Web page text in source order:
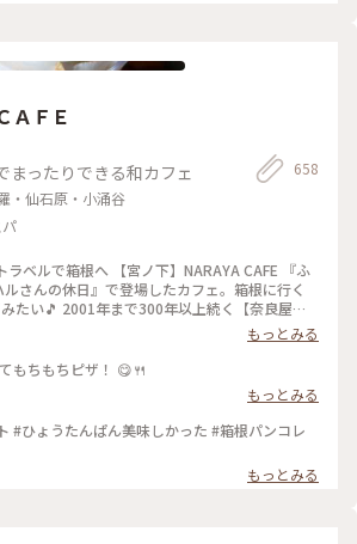
ＡＦＥ
まったりできる和カフェ
・仙石原・小涌谷
658
以上続く【奈良屋旅
です。 明治時代には、外人さんの宿が【富士屋
の宿は【奈良屋旅館】って言われていたとか。
だった建物を改装して2007年にオープン‼️
真】 瓢箪型の最中。自分で餡をつめて食べるん
瓢箪があちこちにあるんだ⁉️
吉が小田原 北条氏攻めの時に入った温泉♨️が
吉の馬印が瓢箪だったので、お店のロゴマーク
ちょっと
足ね😉 足湯の席が空いていたんで
もっとみる
たてもちもちピザ！ 😋🍴
もっとみる
#ひょうたんぱん美味しかった #箱根パンコレ
もっとみる